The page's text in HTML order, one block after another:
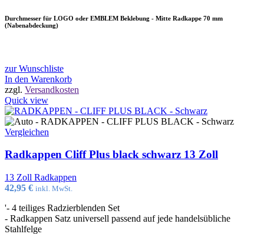
Durchmesser für LOGO oder EMBLEM Beklebung - Mitte Radkappe 70 mm
(Nabenabdeckung)
zur Wunschliste
In den Warenkorb
zzgl. Versandkosten
Quick view
Vergleichen
Radkappen Cliff Plus black schwarz 13 Zoll
13 Zoll Radkappen
42,95 € inkl. MwSt.
'- 4 teiliges Radzierblenden Set
- Radkappen Satz universell passend auf jede handelsübliche
Stahlfelge